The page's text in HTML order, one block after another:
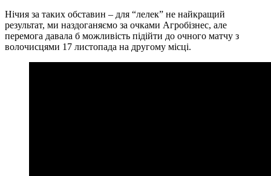
Нічия за таких обставин – для “лелек” не найкращий
результат, ми наздоганяємо за очками Агробізнес, але
перемога давала б можливість підійти до очного матчу з
волочисцями 17 листопада на другому місці.